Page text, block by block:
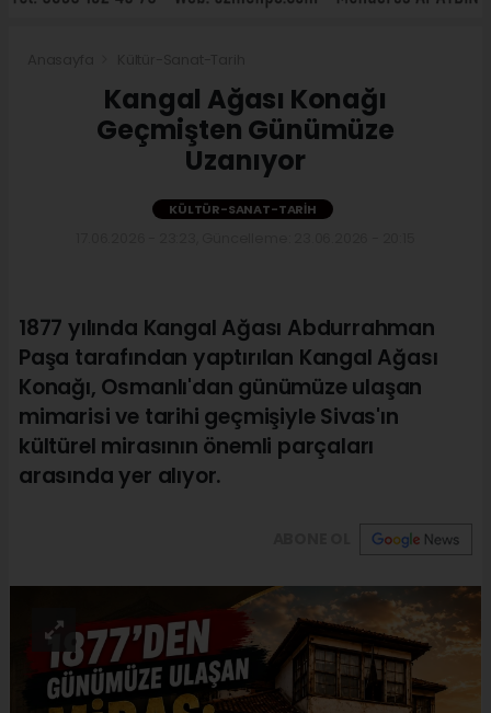
Kangal Ağası Konağı
Geçmişten Günümüze
Uzanıyor
KÜLTÜR-SANAT-TARIH
1877 yılında Kangal Ağası Abdurrahman
Paşa tarafından yaptırılan Kangal Ağası
Konağı, Osmanlı'dan günümüze ulaşan
mimarisi ve tarihi geçmişiyle Sivas'ın
kültürel mirasının önemli parçaları
arasında yer alıyor.